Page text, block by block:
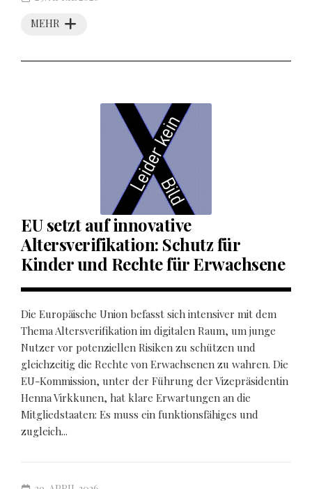
MEHR
EU setzt auf innovative
Altersverifikation: Schutz für
Kinder und Rechte für Erwachsene
Die Europäische Union befasst sich intensiver mit dem
Thema Altersverifikation im digitalen Raum, um junge
Nutzer vor potenziellen Risiken zu schützen und
gleichzeitig die Rechte von Erwachsenen zu wahren. Die
EU-Kommission, unter der Führung der Vizepräsidentin
Henna Virkkunen, hat klare Erwartungen an die
Mitgliedstaaten: Es muss ein funktionsfähiges und
zugleich...